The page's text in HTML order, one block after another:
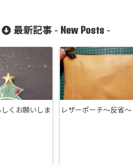
最新記事 - New Posts -
くお願いしま
レザーポーチ～反省～